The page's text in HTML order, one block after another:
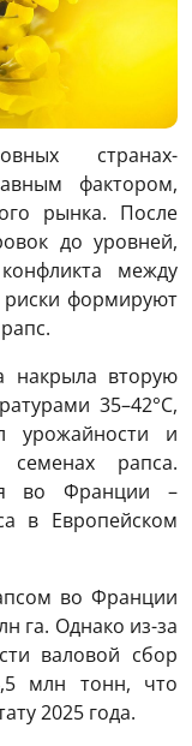
странах-
фактором,
рынка. После
до уровней,
между
формируют
накрыла вторую
35–42°C,
урожайности и
рапса.
во Франции –
в Европейском
во Франции
га. Однако из-за
валовой сбор
млн тонн, что
2025 года.